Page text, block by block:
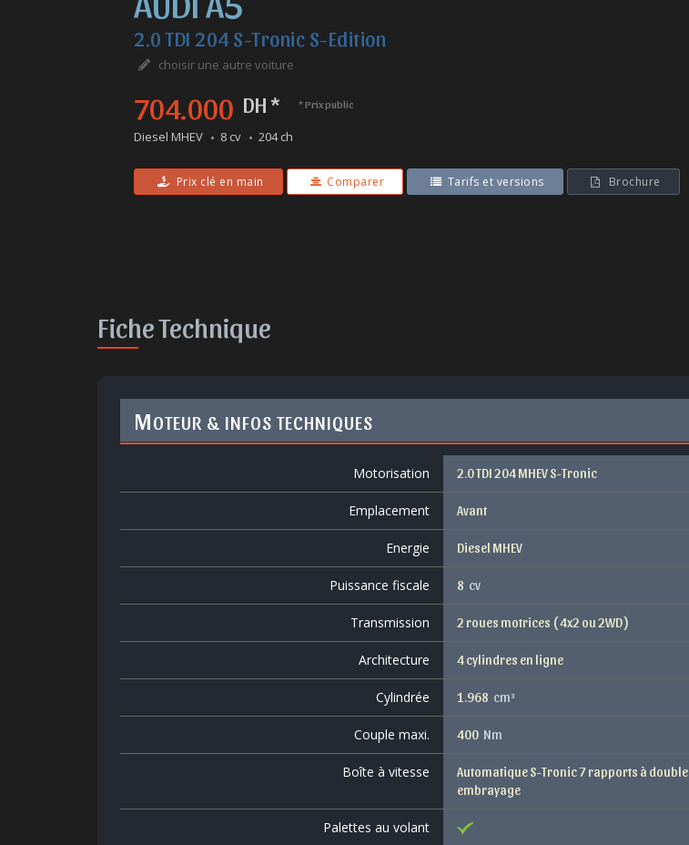
2.0 TDI 204 S-Tronic S-Edition
choisir une autre voiture
704.000 DH * * Prix public
Diesel MHEV 8 cv 204 ch
Prix clé en main Comparer Tarifs et versions Brochure
Fiche Technique
MOTEUR & INFOS TECHNIQUES
Motorisation 2.0 TDI 204 MHEV S-Tronic
Emplacement Avant
Energie Diesel MHEV
Puissance fiscale 8 cv
Transmission 2 roues motrices ( 4x2 ou 2WD )
Architecture 4 cylindres en ligne
Cylindrée 1.968 cm³
Couple maxi. 400 Nm
Boîte à vitesse
Automatique S-Tronic 7 rapports à double
embrayage
Palettes au volant